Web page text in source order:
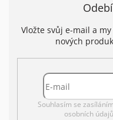
Vložte svůj e-mail a
nových
Souhlasím se
osobních